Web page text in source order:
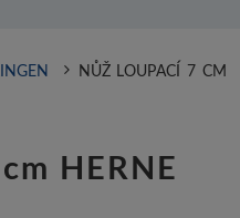
NŮŽ LOUPACÍ 7 CM
HERNE